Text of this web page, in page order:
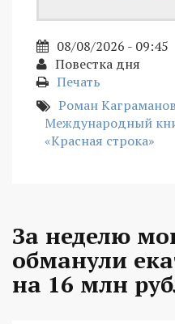
08/08/2026 - 09:45
Повестка дня
Печать
Роман Каграманов
Международный
«Красная строка»
За неделю
обманули
на 16 млн